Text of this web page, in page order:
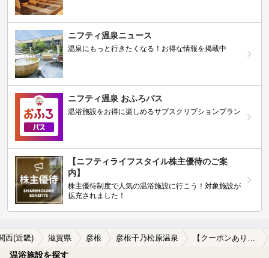
ニフティ温泉ニュース
温泉にもっと行きたくなる！お得な情報を掲載中
ニフティ温泉 おふろパス
温浴施設をお得に楽しめるサブスクリプションプラン
【ニフティライフスタイル株主優待のご案
内】
株主優待制度で人気の温浴施設に行こう！対象施設が
拡充されました！
西(近畿) 滋賀県 彦根 彦根千乃松原温泉 【クーポンあり】単純温泉が楽しめる彦根千乃松原温泉の温泉、日帰り温泉、スーパー銭湯おすすめ
温浴施設を探す